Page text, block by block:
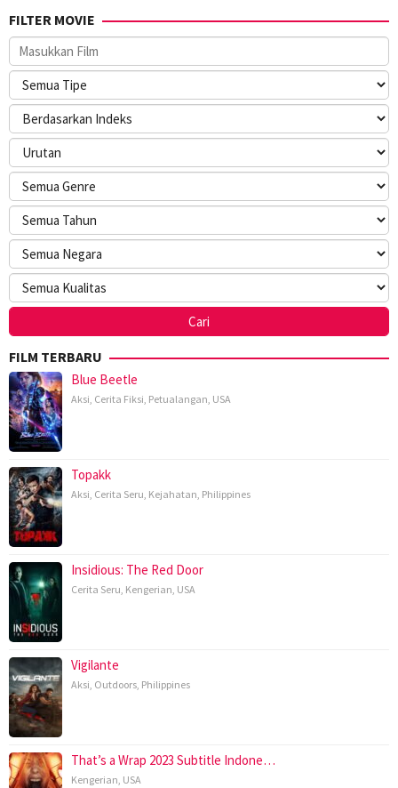
FILTER MOVIE
FILM TERBARU
Blue Beetle
Aksi, Cerita Fiksi, Petualangan, USA
Topakk
Aksi, Cerita Seru, Kejahatan, Philippines
Insidious: The Red Door
Cerita Seru, Kengerian, USA
Vigilante
Aksi, Outdoors, Philippines
That’s a Wrap 2023 Subtitle Indone…
Kengerian, USA